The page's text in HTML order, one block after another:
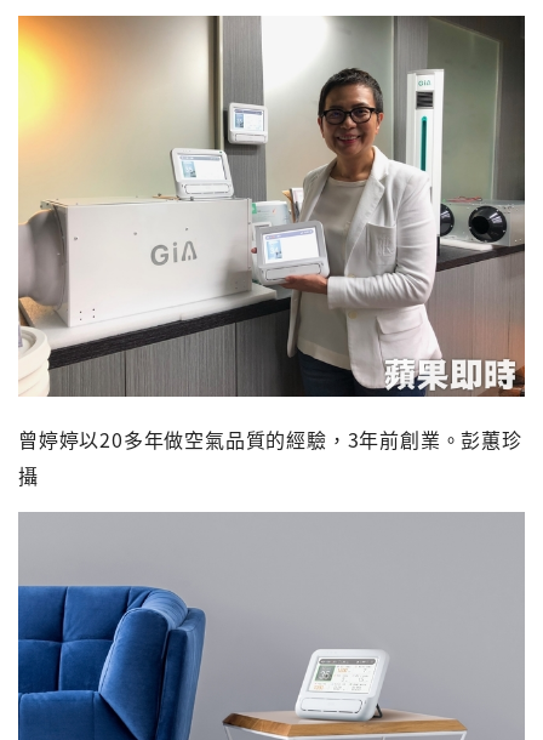
曾婷婷以20多年做空氣品質的經驗，3年前創業。彭蕙珍
攝